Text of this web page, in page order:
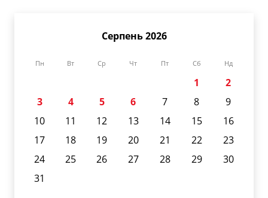
Серпень 2026
Пн Вт Ср Чт Пт Сб Нд
1
2
3
4 5 6 7 8
9
10
11 12 13 14 15
16
17
18 19 20 21 22
23
24
25 26 27 28 29
30
31